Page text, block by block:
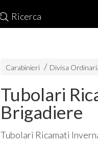
Ricerca
Carabinieri Divisa
Tubolari
Brigadiere
Tubolari Ricamati